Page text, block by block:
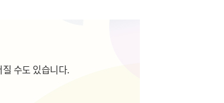
수도 있습니다.